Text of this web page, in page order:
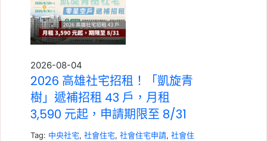
2026-08-04
2026 高雄社宅招租！「凱旋青
樹」遞補招租 43 戶，月租
3,590 元起，申請期限至 8/31
Tag: 中央社宅, 社會住宅, 社會住宅申請, 社會住